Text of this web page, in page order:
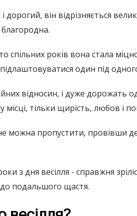
дорогий, він відрізняється
спільних років вона стала
один під
відносин, і дуже
тільки щирість, любов і
можна пропустити, провівши
з дня весілля - справжня
подальшого щастя.